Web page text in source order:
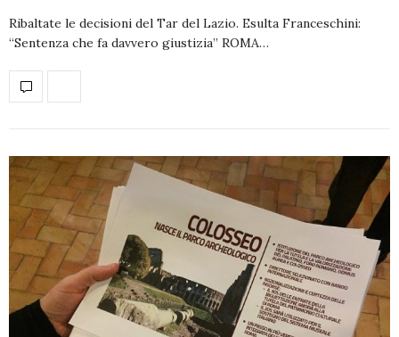
Ribaltate le decisioni del Tar del Lazio. Esulta Franceschini:
“Sentenza che fa davvero giustizia” ROMA…